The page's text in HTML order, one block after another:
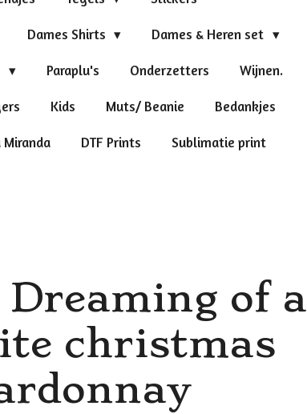
Dames Shirts Dames & Heren set
Paraplu's Onderzetters Wijnen.
Kids Muts/ Beanie Bedankjes
DTF Prints Sublimatie print
of a
christmas